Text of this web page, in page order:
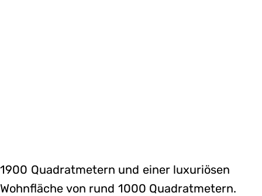
1900 Quadratmetern und einer luxuriösen
Wohnfläche von rund 1000 Quadratmetern.